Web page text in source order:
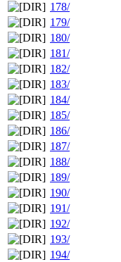
178/
179/
180/
181/
182/
183/
184/
185/
186/
187/
188/
189/
190/
191/
192/
193/
194/